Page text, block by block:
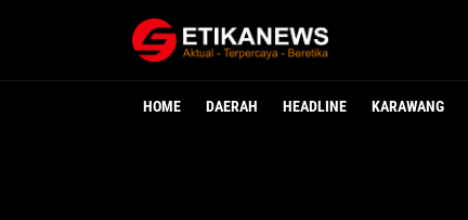
HOME DAERAH HEADLINE KARAWANG